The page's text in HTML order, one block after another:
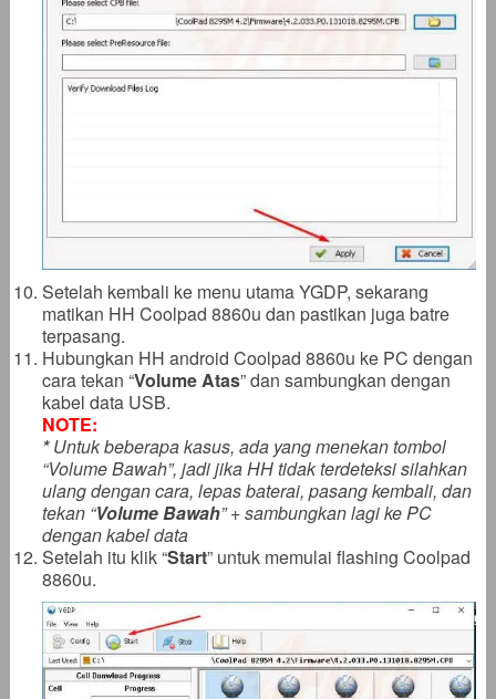
Setelah kembali ke menu utama YGDP, sekarang
matikan HH Coolpad 8860u dan pastikan juga batre
terpasang.
Hubungkan HH android Coolpad 8860u ke PC dengan
cara tekan “Volume Atas” dan sambungkan dengan
kabel data USB.
NOTE:
*Untuk beberapa kasus, ada yang menekan tombol
“Volume Bawah”, jadi jika HH tidak terdeteksi silahkan
ulang dengan cara, lepas baterai, pasang kembali, dan
tekan “Volume Bawah” + sambungkan lagi ke PC
dengan kabel data
Setelah itu klik “Start” untuk memulai flashing Coolpad
8860u.